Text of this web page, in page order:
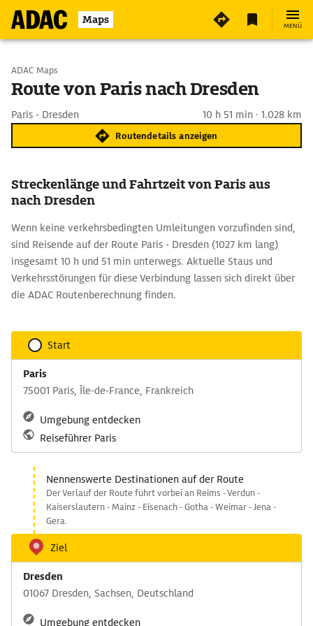
Maps MENÜ
Start wählen
ADAC Maps
Route von Paris nach Dresden
Paris - Dresden 10 h 51 min · 1.028 km
Routendetails anzeigen
Streckenlänge und Fahrtzeit von Paris aus
nach Dresden
Wenn keine verkehrsbedingten Umleitungen vorzufinden sind,
sind Reisende auf der Route Paris - Dresden (1027 km lang)
insgesamt 10 h und 51 min unterwegs. Aktuelle Staus und
Verkehrsstörungen für diese Verbindung lassen sich direkt über
die ADAC Routenberechnung finden.
Start
Paris
75001 Paris, Île-de-France, Frankreich
Umgebung entdecken
Reiseführer Paris
Nennenswerte Destinationen auf der Route
Der Verlauf der Route führt vorbei an Reims - Verdun -
Kaiserslautern - Mainz - Eisenach - Gotha - Weimar - Jena -
Gera.
Ziel
Dresden
01067 Dresden, Sachsen, Deutschland
Umgebung entdecken